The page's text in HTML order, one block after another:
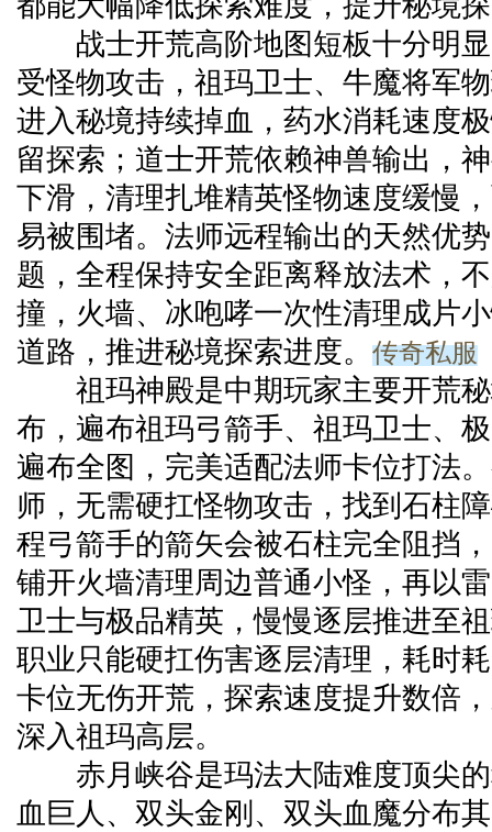
战士开荒高阶地图短板十分明显
受怪物攻击，祖玛卫士、牛魔将军
进入秘境持续掉血，药水消耗速度
留探索；道士开荒依赖神兽输出，
下滑，清理扎堆精英怪物速度缓慢
易被围堵。法师远程输出的天然优
题，全程保持安全距离释放法术，
撞，火墙、冰咆哮一次性清理成片
道路，推进秘境探索进度。 传奇私服
祖玛神殿是中期玩家主要开荒秘
布，遍布祖玛弓箭手、祖玛卫士、
遍布全图，完美适配法师卡位打法
师，无需硬扛怪物攻击，找到石柱
程弓箭手的箭矢会被石柱完全阻挡
铺开火墙清理周边普通小怪，再以
卫士与极品精英，慢慢逐层推进至
职业只能硬扛伤害逐层清理，耗时
卡位无伤开荒，探索速度提升数倍
深入祖玛高层。
赤月峡谷是玛法大陆难度顶尖的
血巨人、双头金刚、双头血魔分布